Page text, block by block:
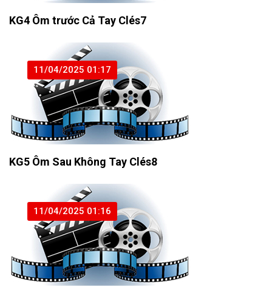
KG4 Ôm trước Cả Tay Clés7
11/04/2025 01:17
KG5 Ôm Sau Không Tay Clés8
11/04/2025 01:16